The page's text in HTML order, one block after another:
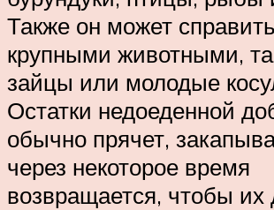
Также он может
крупными животными,
зайцы или молодые
Остатки недоеденной
обычно прячет,
через некоторое время
возвращается, чтобы их